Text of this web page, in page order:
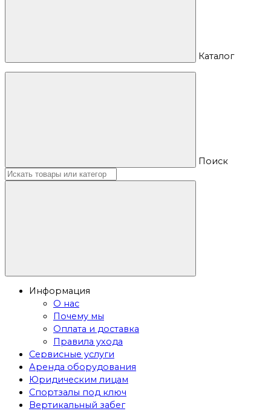
Каталог
Поиск
Информация
О нас
Почему мы
Оплата и доставка
Правила ухода
Сервисные услуги
Аренда оборудования
Юридическим лицам
Спортзалы под ключ
Вертикальный забег